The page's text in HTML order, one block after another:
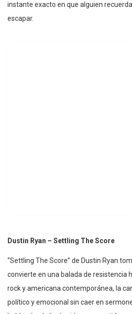
instante exacto en que alguien
escapar.
Dustin Ryan – Settling The Score
“Settling The Score” de Dustin Ryan
convierte en una balada de resistencia
rock y americana contemporánea, la
político y emocional sin caer en